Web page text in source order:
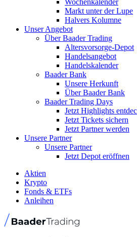
Wochenkalender
Markt unter der Lupe
Halvers Kolumne
Unser Angebot
Über Baader Trading
Altersvorsorge-Depot
Handelsangebot
Handelskalender
Baader Bank
Unsere Herkunft
Über Baader Bank
Baader Trading Days
Jetzt Highlights
Jetzt Tickets sichern
Jetzt Partner werden
Unsere Partner
Unsere Partner
Jetzt Depot eröffnen
Aktien
Krypto
Fonds & ETFs
Anleihen